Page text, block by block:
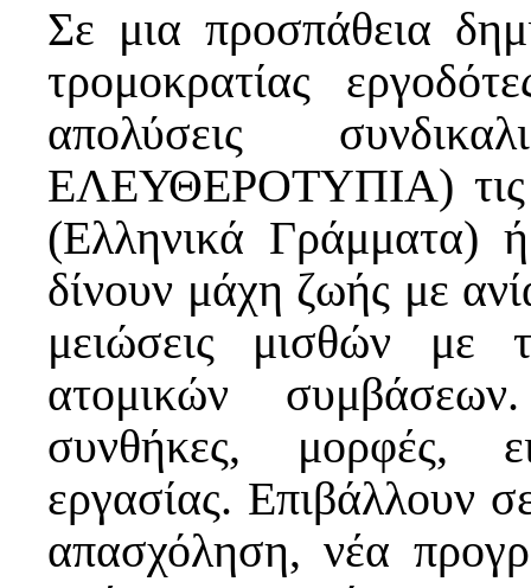
Σε μια προσπάθεια
τρομοκρατίας
απολύσεις
ΕΛΕΥΘΕΡΟΤΥΠΙΑ) τις
(Ελληνικά Γράμματα)
δίνουν μάχη ζωής με
μειώσεις μισθών με
ατομικών
συνθήκες, μορφές,
εργασίας. Επιβάλλουν
απασχόληση, νέα